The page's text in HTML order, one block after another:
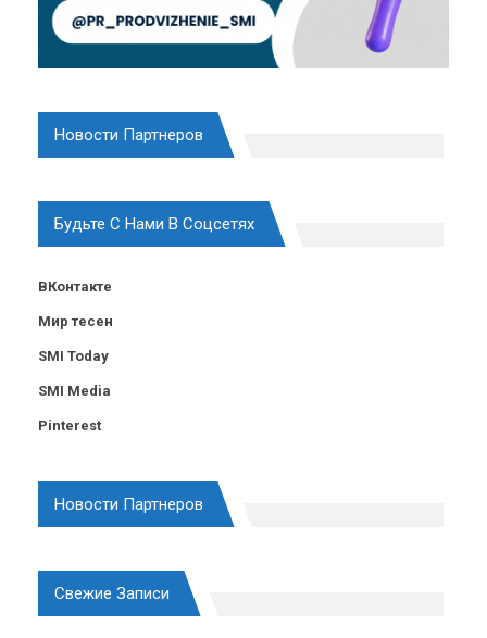
Новости Партнеров
Будьте С Нами В Соцсетях
ВКонтакте
Мир тесен
SMI Today
SMI Media
Pinterest
Новости Партнеров
Свежие Записи